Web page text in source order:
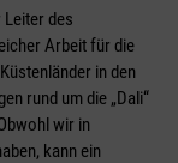
des
Arbeit für die
in den
rund um die „Dali“
wir in
kann ein